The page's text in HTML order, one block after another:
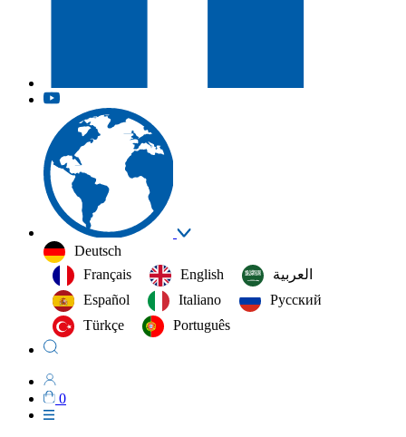
Deutsch
Français
English
العربية‏
Español
Italiano
Русский
Türkçe
Português
0